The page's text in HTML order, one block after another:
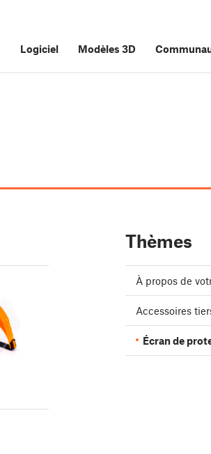
Logiciel Modèles 3D
Thèmes
À propos de
Accessoires
Écran de